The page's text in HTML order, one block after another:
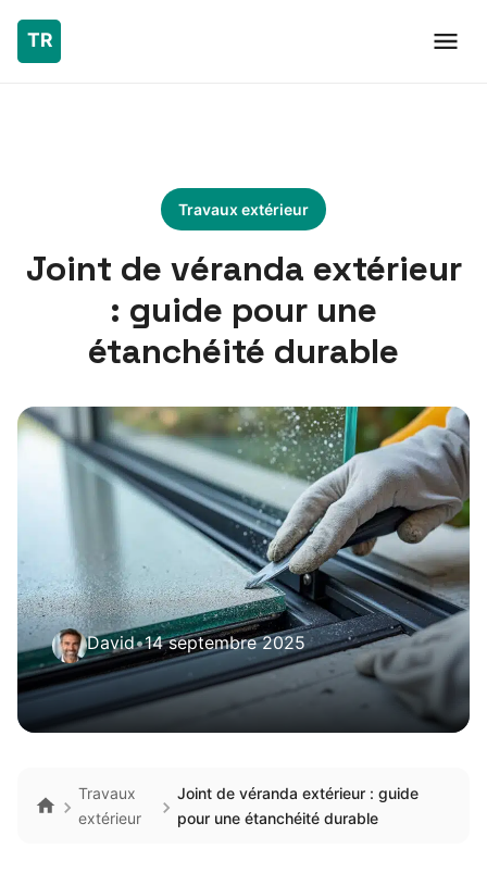
Travaux extérieur
Joint de véranda extérieur
: guide pour une
étanchéité durable
David•14 septembre 2025
Travaux
extérieur
Joint de véranda extérieur : guide
pour une étanchéité durable